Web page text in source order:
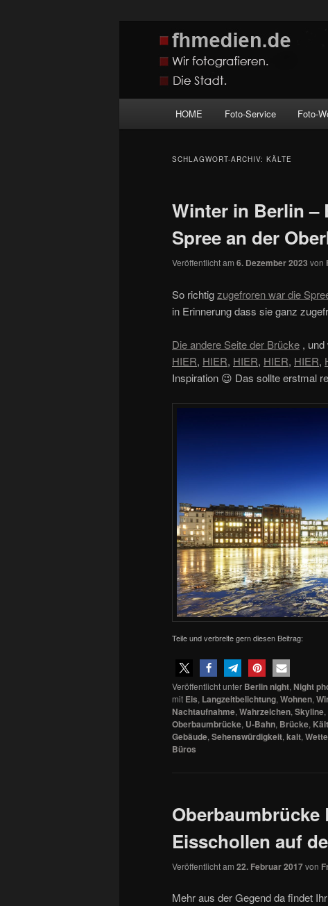
fhmedien.de
Wir fotografieren die Hauptstadt!
HOME Foto-Service Foto-
SCHLAGWORT-ARCHIV: KÄLTE
Winter in Berlin –
Spree an der
Veröffentlicht am 6. Dezember 2023 von
So richtigzugefroren war die
in Erinnerung dass sie ganz
Die andere Seite der Brücke ,
HIER, HIER, HIER, HIER, HIER,
Inspiration 😉 Das sollte erstmal
Teile und verbreite gern diesen Beitrag:
Veröffentlicht unter Berlin night, Night
mit Eis, Langzeitbelichtung, Wohnen,
Nachtaufnahme, Wahrzeichen, Skyline,
Oberbaumbrücke, U-Bahn, Brücke,
Gebäude, Sehenswürdigkeit, kalt,
Büros
Eisschollen auf
Veröffentlicht am 22. Februar 2017von
Mehr aus der Gegend da findet